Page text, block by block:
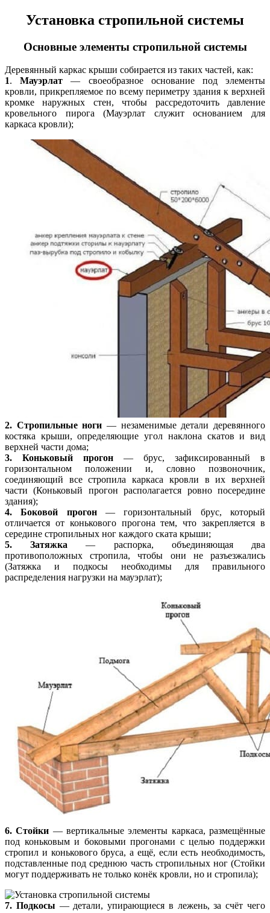
Установка стропильной системы
Основные элементы стропильной системы
Деревянный каркас крыши собирается из таких частей, как:
1.Мауэрлат — своеобразное основание под элементы
кровли, прикрепляемое по всему периметру здания к верхней
кромке наружных стен, чтобы рассредоточить давление
кровельного пирога (Мауэрлат служит основанием для
каркаса кровли);
2. Стропильные ноги — незаменимые детали деревянного
костяка крыши, определяющие угол наклона скатов и вид
верхней части дома;
3. Коньковый прогон — брус, зафиксированный в
горизонтальном положении и, словно позвоночник,
соединяющий все стропила каркаса кровли в их верхней
части (Коньковый прогон располагается ровно посередине
здания);
4. Боковой прогон— горизонтальный брус, который
отличается от конькового прогона тем, что закрепляется в
середине стропильных ног каждого ската крыши;
5. Затяжка — распорка, объединяющая два
противоположных стропила, чтобы они не разъезжались
(Затяжка и подкосы необходимы для правильного
распределения нагрузки на мауэрлат);
6. Стойки — вертикальные элементы каркаса, размещённые
под коньковым и боковыми прогонами с целью поддержки
стропил и конькового бруса, а ещё, если есть необходимость,
подставленные под среднюю часть стропильных ног (Стойки
могут поддерживать не только конёк кровли, но и стропила);
7. Подкосы — детали, упирающиеся в лежень, за счёт чего